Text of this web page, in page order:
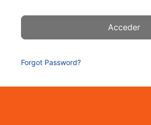
Forgot Password?